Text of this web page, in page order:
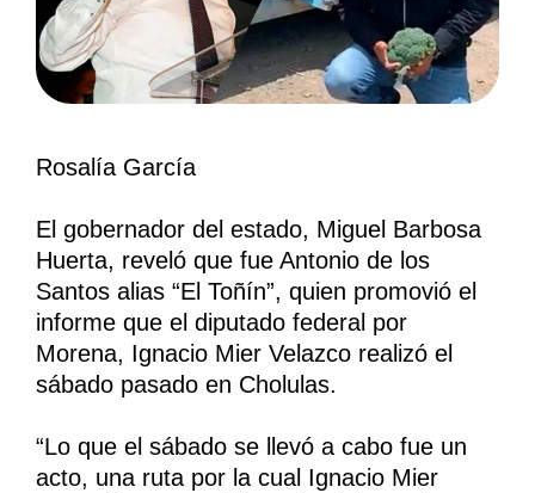
Rosalía García
El gobernador del estado, Miguel Barbosa
Huerta, reveló que fue Antonio de los
Santos alias “El Toñín”, quien promovió el
informe que el diputado federal por
Morena, Ignacio Mier Velazco realizó el
sábado pasado en Cholulas.
“Lo que el sábado se llevó a cabo fue un
acto, una ruta por la cual Ignacio Mier